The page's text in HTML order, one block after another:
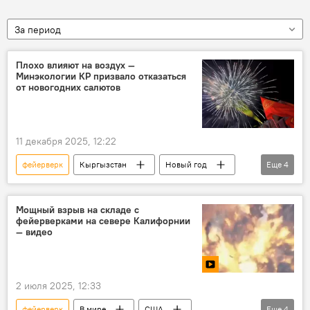
За период
Плохо влияют на воздух —
Минэкологии КР призвало отказаться
от новогодних салютов
11 декабря 2025, 12:22
фейерверк Кыргызстан
Новый год
салют
воздух
вред
Министерство природных ресурсов, экологии и технического надзора КР
Еще 4
Мощный взрыв на складе с
фейерверками на севере Калифорнии
— видео
2 июля 2025, 12:33